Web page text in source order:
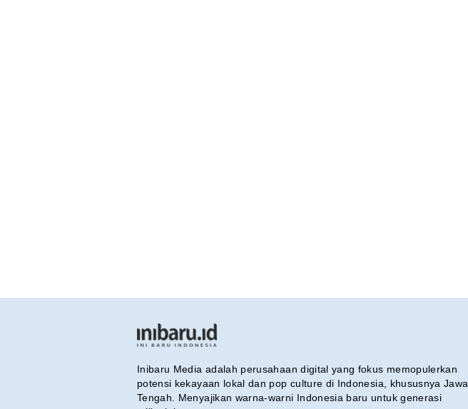
Inibaru Media adalah perusahaan digital yang fokus memopulerkan
potensi kekayaan lokal dan pop culture di Indonesia, khususnya Jawa
Tengah. Menyajikan warna-warni Indonesia baru untuk generasi